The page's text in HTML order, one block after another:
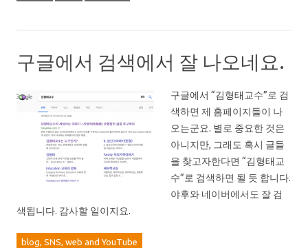
구글에서 검색에서 잘 나오네요.
구글에서 “김형태교수”로 검
색하면 제 홈페이지들이 나
오는군요. 별로 중요한 것은
아니지만, 그래도 혹시 글들
을 찾고자한다면 “김형태교
수”로 검색하면 될 듯 합니다.
야후와 네이버에서도 잘 검
색됩니다. 감사할 일이지요.
blog, SNS, web and YouTube